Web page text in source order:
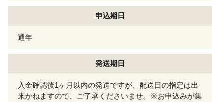
申込期日
通年
発送期日
入金確認後1ヶ月以内の発送ですが、配送日の指定は出
来かねますので、ご了承くださいませ。※お申込みが集